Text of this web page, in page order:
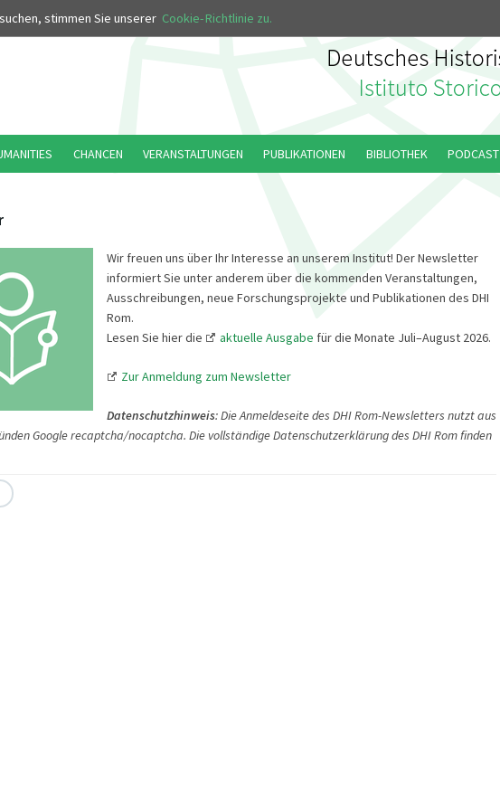
stimmen Sie unserer Cookie-Richtlinie zu.
Wir freuen uns über Ihr Interesse an unserem Institut! Der Newsletter
informiert Sie unter anderem über die kommenden Veranstaltungen,
Ausschreibungen, neue Forschungsprojekte und Publikationen des DHI
Rom.
Lesen Sie hier die
aktuelle Ausgabe für die Monate Juli–August 2026.
Zur Anmeldung zum Newsletter
Datenschutzhinweis: Die Anmeldeseite des DHI Rom-Newsletters nutzt aus
Google recaptcha/nocaptcha. Die vollständige Datenschutzerklärung des DHI Rom finden
CHANCEN VERANSTALTUNGEN PUBLIKATIONEN BIBLIOTHEK PODCAST